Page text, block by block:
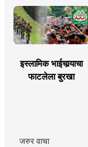
इस्लामिक भाईचार्‍याचा
फाटलेला बुरखा
जरुर वाचा